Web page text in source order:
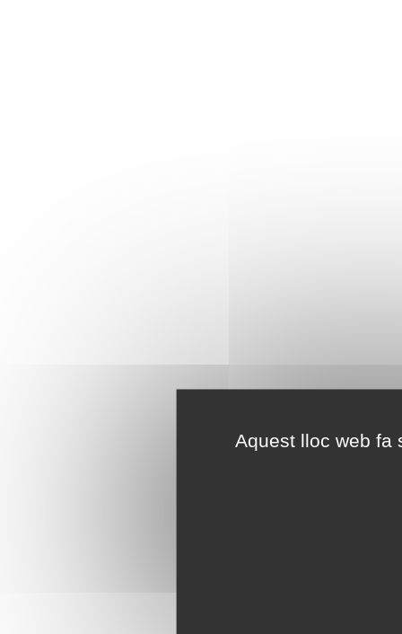
Aquest lloc web fa